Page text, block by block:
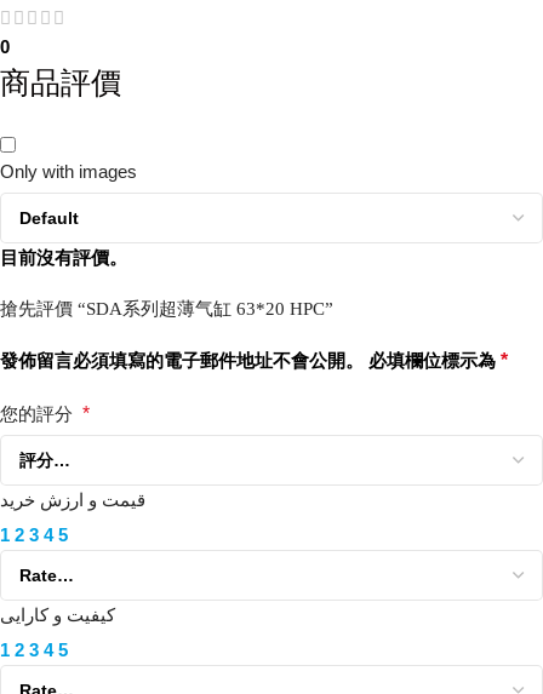
0
商品評價
Only with images
目前沒有評價。
搶先評價 “SDA系列超薄气缸 63*20 HPC”
發佈留言必須填寫的電子郵件地址不會公開。 必填欄位標示為 *
您的評分 *
قیمت و ارزش خرید
1 2 3 4 5
کیفیت و کارایی
1 2 3 4 5